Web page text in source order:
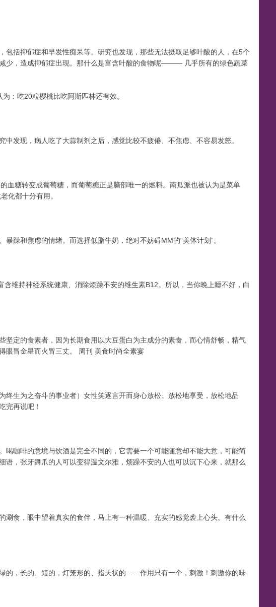
e
n
括抑郁症和早发性痴呆等。研究也发现，那些无法摄取足够叶酸的人，在5个
少，造成抑郁症出现。那什么是富含叶酸的食物呢——— 几乎所有的绿色蔬菜
：吃20粒樱桃比吃阿斯匹林还有效。
发现，病人吃了大蒜制剂之后，感觉比较不疲倦、不焦虑、不容易发怒。
血糖转变成葡萄糖，而葡萄糖正是脑部唯一的燃料。南瓜派也被认为是菜单
化都十分有用。
躁和焦虑的情绪。而选择低脂牛奶，绝对不妨碍MM的“美体计划”。
维持神经系统健康、消除烦躁不安的维生素B12。所以，当你晚上睡不好，白
定的食素者，因为长期食用以大豆蛋白为主成分的素食，而心情舒畅，精气
眼冒金星而火冒三丈。 周刊 美食时尚全素宴
终生为之奋斗的事业者）女性笑逐言开而身心放松。放松地享受，放松地品
完再说吧！
咖啡的意境与饮酒是完全不同的，它需要一个可能随意却不能大意，可能简
，张牙舞爪的人可以变得温文尔雅，烦躁不安的人也可以沉下心来，就那么
涮食，眼中望着真实的食伴，马上有一种温暖、充实的感觉袭上心头。有什么
的，长的、短的，灯笼形的、指天状的……作用只有一个，刺激！刺激你的味